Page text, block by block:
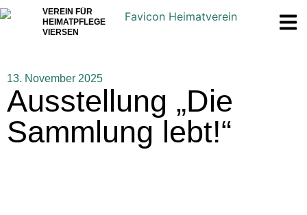
VEREIN FÜR
HEIMATPFLEGE
VIERSEN
13. November 2025
Ausstellung „Die
Sammlung lebt!“